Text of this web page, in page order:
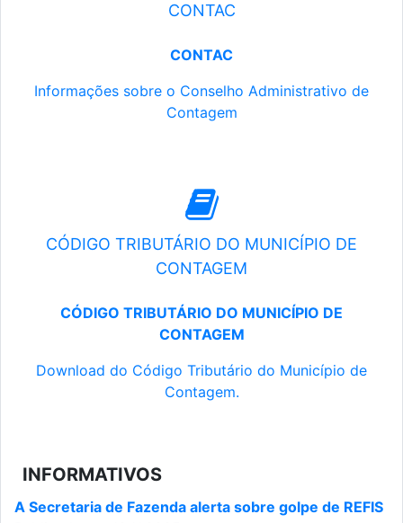
CONTAC
CONTAC
Informações sobre o Conselho Administrativo de
Contagem
CÓDIGO TRIBUTÁRIO DO MUNICÍPIO DE
CONTAGEM
CÓDIGO TRIBUTÁRIO DO MUNICÍPIO DE
CONTAGEM
Download do Código Tributário do Município de
Contagem.
INFORMATIVOS
A Secretaria de Fazenda alerta sobre golpe de REFIS